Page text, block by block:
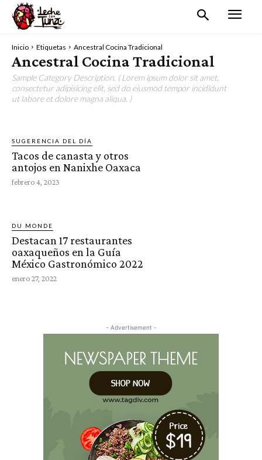
Inicio Etiquetas Ancestral Cocina Tradicional
Ancestral Cocina Tradicional
Sample Category Description. ( Lorem ipsum dolor sit amet,
consectetur adipisicing elit, sed do eiusmod tempor incididunt
ut labore et dolore magna aliqua. )
SUGERENCIA DEL DÍA
Tacos de canasta y otros
antojos en Nanixhe Oaxaca
febrero 4, 2023
DU MONDE
Destacan 17 restaurantes
oaxaqueños en la Guía
México Gastronómico 2022
enero 27, 2022
- Advertisement -